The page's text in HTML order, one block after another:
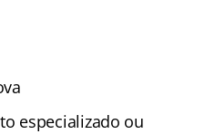
especializado ou